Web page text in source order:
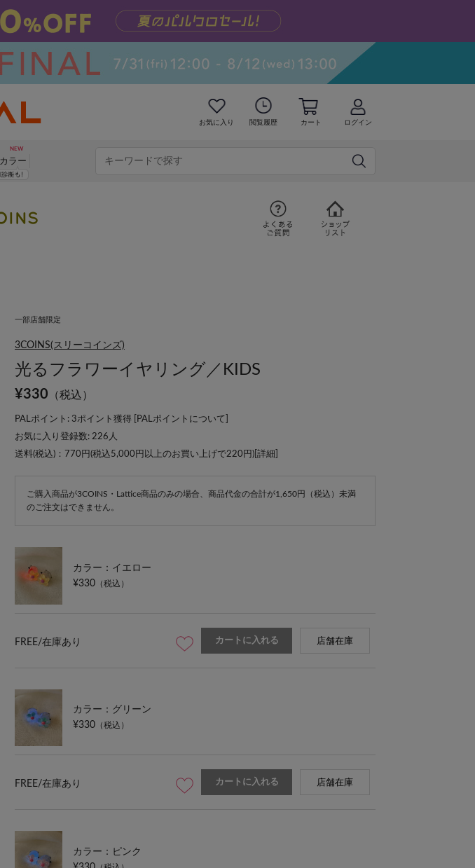
お気に入り 閲覧履歴 カート ログイン
カラー
一部店舗限定
3COINS(スリーコインズ)
光るフラワーイヤリング／KIDS
¥330 （税込）
PALポイント: 3ポイント獲得 [ PALポイントについて
お気に入り登録数: 226 人
送料(税込)：770円(税込5,000円以上のお買い上げで220円)[ 詳細
ご購入商品が3COINS・Lattice商品のみの場合、商品代金の合計が1,650円（税込）未満
のご注文はできません。
カラー：イエロー
¥330 （税込）
FREE/在庫あり カートに入れる 店舗在庫
カラー：グリーン
¥330 （税込）
FREE/在庫あり カートに入れる 店舗在庫
カラー：ピンク